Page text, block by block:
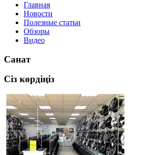
Главная
Новости
Полезные статьи
Обзоры
Видео
Санат
Сіз көрдіңіз